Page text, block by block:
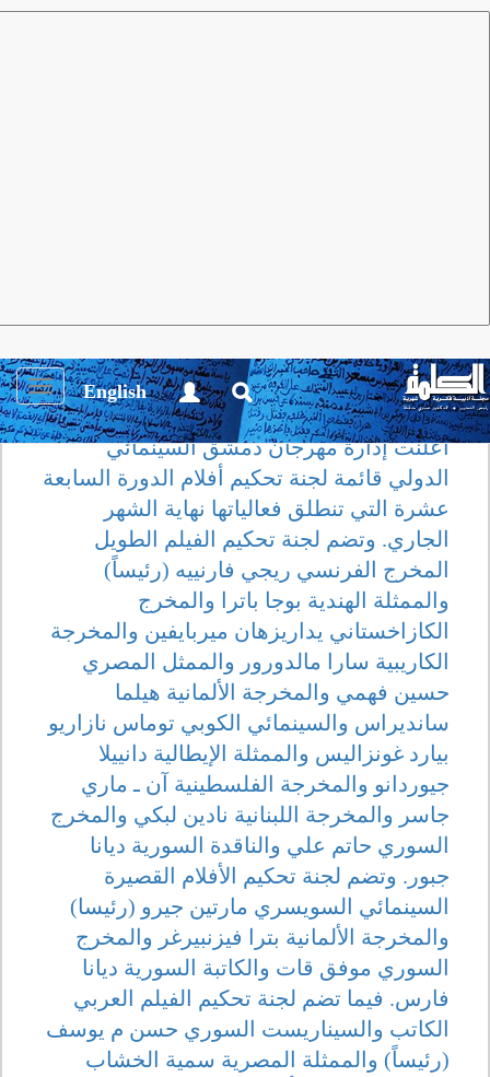
Toggle
English
الدورة الـ 17 لمهرجان دمشق
السينمائي
أعلنت إدارة مهرجان دمشق السينمائي
الدولي قائمة لجنة تحكيم أفلام الدورة السابعة
عشرة التي تنطلق فعالياتها نهاية الشهر
الجاري. وتضم لجنة تحكيم الفيلم الطويل
المخرج الفرنسي ريجي فارنييه (رئيساً)
والممثلة الهندية بوجا باترا والمخرج
الكازاخستاني يداريزهان ميربايفين والمخرجة
الكاريبية سارا مالدورور والممثل المصري
حسين فهمي والمخرجة الألمانية هيلما
سانديراس والسينمائي الكوبي توماس نازاريو
بيارد غونزاليس والممثلة الإيطالية دانييلا
جيوردانو والمخرجة الفلسطينية آن ـ ماري
جاسر والمخرجة اللبنانية نادين لبكي والمخرج
السوري حاتم علي والناقدة السورية ديانا
جبور. وتضم لجنة تحكيم الأفلام القصيرة
السينمائي السويسري مارتين جيرو (رئيسا)
والمخرجة الألمانية بترا فيزنبيرغر والمخرج
السوري موفق قات والكاتبة السورية ديانا
فارس. فيما تضم لجنة تحكيم الفيلم العربي
الكاتب والسيناريست السوري حسن م يوسف
(رئيساً) والممثلة المصرية سمية الخشاب